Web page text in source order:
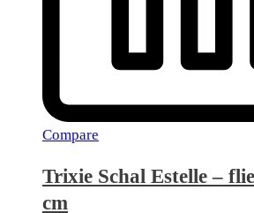
Compare
Trixie Schal Estelle –
cm